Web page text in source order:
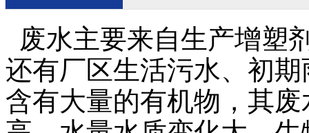
废水主要来自生产增塑
还有厂区生活污水、初
含有大量的有机物，其